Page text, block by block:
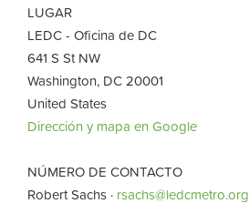
LUGAR
LEDC - Oficina de DC
641 S St NW
Washington, DC 20001
United States
Dirección y mapa en Google
NÚMERO DE CONTACTO
Robert Sachs · rsachs@ledcmetro.org